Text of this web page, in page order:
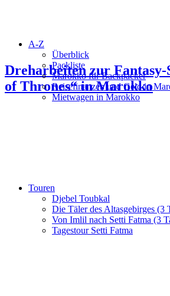
A-Z
Überblick
Packliste
Marokko für Backpacker
Reisefinanzen und Geld in
Mietwagen in Marokko
Touren
Djebel Toubkal
Die Täler des Altasgebirges (3
Von Imlil nach Setti Fatma (3
Tagestour Setti Fatma
Dreharbeiten zur Fantasy-
of Thrones“ in Marokko